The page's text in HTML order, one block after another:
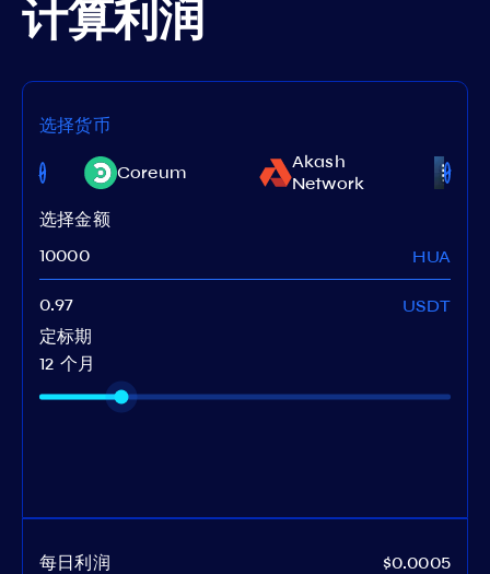
计算利润
选择货币
Coreum
Akash
Network
选择金额
HUA
USDT
定标期
12 个月
每日利润
$0.0005